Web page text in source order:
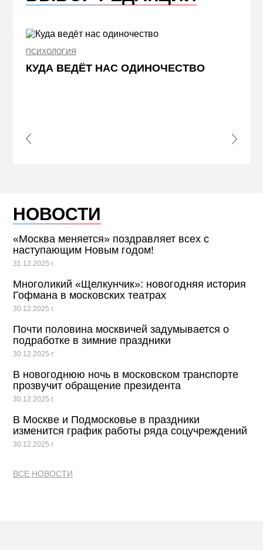
ПСИХОЛОГИЯ
КУДА ВЕДЁТ НАС ОДИНОЧЕСТВО
Slide
Next
НОВОСТИ
«Москва меняется» поздравляет всех с
наступающим Новым годом!
31.12.2025 г.
Многоликий «Щелкунчик»: новогодняя история
Гофмана в московских театрах
30.12.2025 г.
Почти половина москвичей задумывается о
подработке в зимние праздники
30.12.2025 г.
В новогоднюю ночь в московском транспорте
прозвучит обращение президента
30.12.2025 г.
В Москве и Подмосковье в праздники
изменится график работы ряда соцучреждений
30.12.2025 г.
ВСЕ НОВОСТИ